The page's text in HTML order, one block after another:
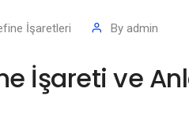
İşaretleri By admin
İşareti ve